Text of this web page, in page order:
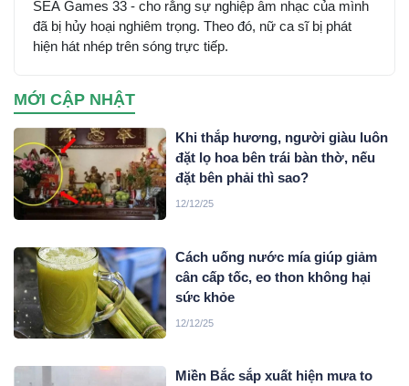
SEA Games 33 - cho rằng sự nghiệp âm nhạc của mình
đã bị hủy hoại nghiêm trọng. Theo đó, nữ ca sĩ bị phát
hiện hát nhép trên sóng trực tiếp.
MỚI CẬP NHẬT
Khi thắp hương, người giàu luôn
đặt lọ hoa bên trái bàn thờ, nếu
đặt bên phải thì sao?
12/12/25
Cách uống nước mía giúp giảm
cân cấp tốc, eo thon không hại
sức khỏe
12/12/25
Miền Bắc sắp xuất hiện mưa to